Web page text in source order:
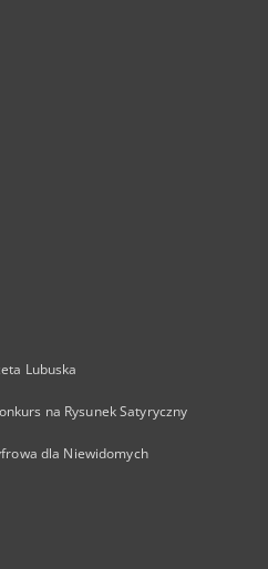
Lubuska
na Rysunek Satyryczny
dla Niewidomych